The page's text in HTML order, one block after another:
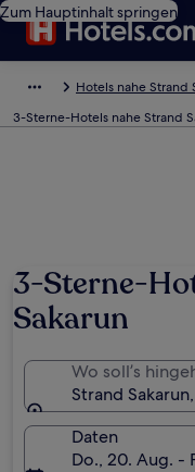
Zum Hauptinhalt springen
Hotels nahe Strand
3-Sterne-Hotels nahe Strand
3-Sterne-
Sakarun
Wo soll’s
Strand
Daten
Do., 20. Aug. -